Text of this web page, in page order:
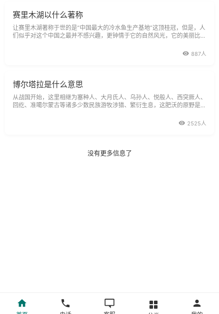
赛里木湖以什么著称
让赛里木湖著称于世的是“中国最大的冷水鱼生产基地”这顶桂冠，但是，人
们似乎对这个中国之最并不感兴趣，更钟情于它的自然风光，它的美丽比它
887人
博尔塔拉是什么意思
从战国开始，这里相继为塞种人、大月氏人、乌孙人、悦般人、西突厥人、
回纥、准噶尔蒙古等诸多少数民族游牧涉猎、繁衍生息，这肥沃的原野是他
2525人
没有更多信息了